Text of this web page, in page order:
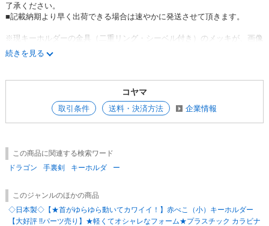
了承ください。
■記載納期より早く出荷できる場合は速やかに発送させて頂きます。
※現キーホルダーの金具（二重リング・シーベル付き）のメッキが、画像
のクロームメッキの在庫がなくなり次第、同様シルバー系色のニッケルメ
ッキに移行しますので予めご了承ください。
続きを見る
コヤマ
取引条件 送料・決済方法 企業情報
この商品に関連する検索ワード
ドラゴン
手裏剣 キーホルダ ー
このジャンルのほかの商品
◇日本製◇【★首がゆらゆら動いてカワイイ！】赤べこ（小）キーホルダー
【大好評 !!パーツ売り】★軽くてオシャレなフォーム★プラスチック カラビナ